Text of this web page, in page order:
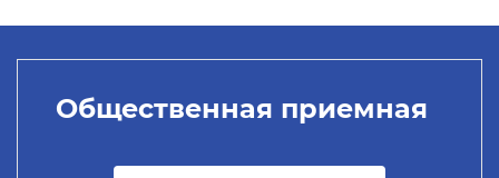
Общественная приемная